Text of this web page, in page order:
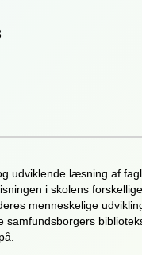
udviklende læsning af
i skolens
menneskelige